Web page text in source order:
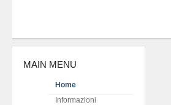
MAIN MENU
Home
Informazioni